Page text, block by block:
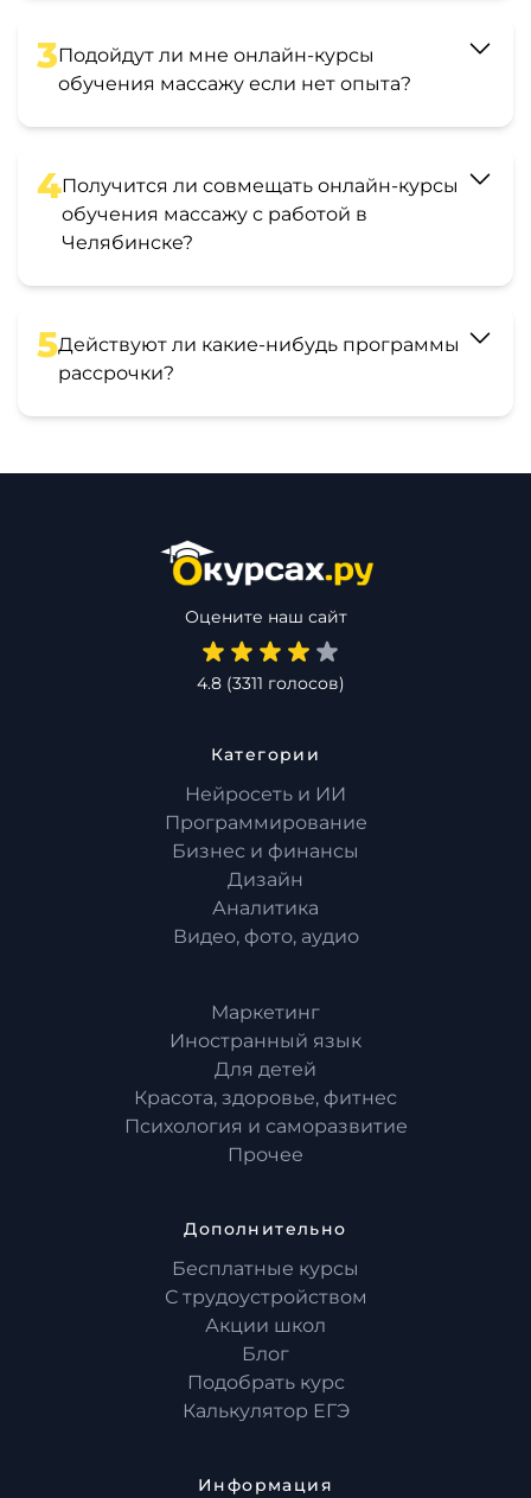
3Подойдут ли мне онлайн-курсы
обучения массажу если нет опыта?
4Получится ли совмещать онлайн-курсы
обучения массажу с работой в
Челябинске?
5Действуют ли какие-нибудь программы
рассрочки?
Оцените наш сайт
4.8(3311 голосов)
Категории
Нейросеть и ИИ
Программирование
Бизнес и финансы
Дизайн
Аналитика
Видео, фото, аудио
Маркетинг
Иностранный язык
Для детей
Красота, здоровье, фитнес
Психология и саморазвитие
Прочее
Дополнительно
Бесплатные курсы
С трудоустройством
Акции школ
Блог
Подобрать курс
Калькулятор ЕГЭ
Информация